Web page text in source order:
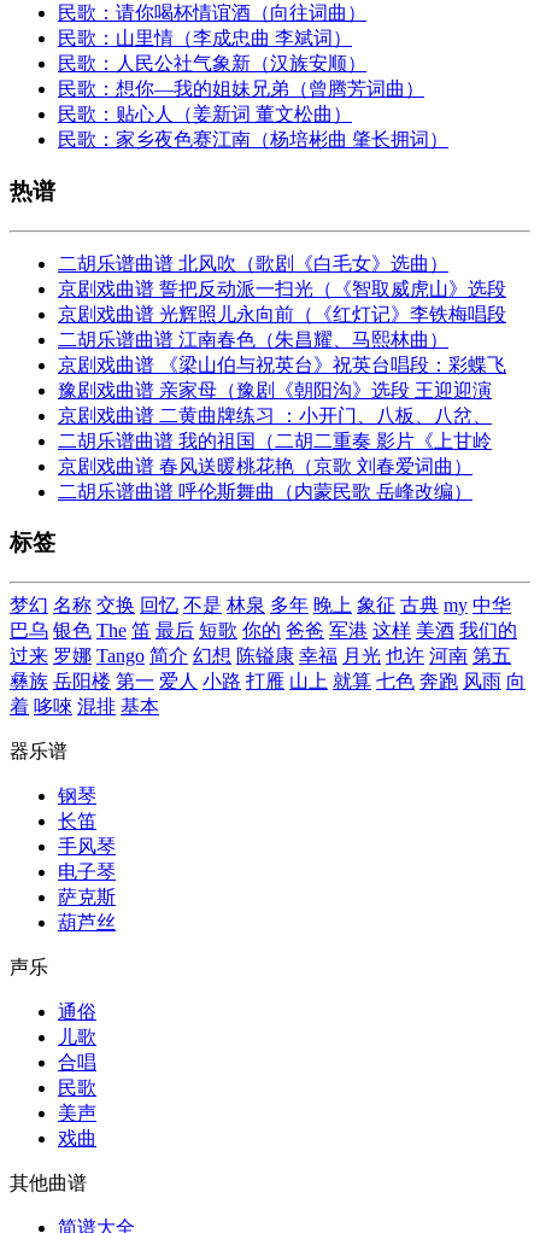
民歌：请你喝杯情谊酒（向往词曲）
民歌：山里情（李成忠曲 李斌词）
民歌：人民公社气象新（汉族安顺）
民歌：想你—我的姐妹兄弟（曾腾芳词曲）
民歌：贴心人（姜新词 董文松曲）
民歌：家乡夜色赛江南（杨培彬曲 肇长拥词）
热谱
二胡乐谱曲谱 北风吹（歌剧《白毛女》选曲）
京剧戏曲谱 誓把反动派一扫光（《智取威虎山》选段
京剧戏曲谱 光辉照儿永向前（《红灯记》李铁梅唱段
二胡乐谱曲谱 江南春色（朱昌耀、马熙林曲）
京剧戏曲谱 《梁山伯与祝英台》祝英台唱段：彩蝶飞
豫剧戏曲谱 亲家母（豫剧《朝阳沟》选段 王迎迎演
京剧戏曲谱 二黄曲牌练习 ：小开门、八板、八岔、
二胡乐谱曲谱 我的祖国（二胡二重奏 影片《上甘岭
京剧戏曲谱 春风送暖桃花艳（京歌 刘春爱词曲）
二胡乐谱曲谱 呼伦斯舞曲（内蒙民歌 岳峰改编）
标签
梦幻 名称 交换 回忆 不是 林泉 多年 晚上 象征 古典 my 中华
巴乌 银色 The 笛 最后 短歌 你的 爸爸 军港 这样 美酒 我们的
过来 罗娜 Tango 简介 幻想 陈镒康 幸福 月光 也许 河南 第五
彝族 岳阳楼 第一 爱人 小路 打雁 山上 就算 七色 奔跑 风雨 向
着 哆唻 混排 基本
器乐谱
钢琴
长笛
手风琴
电子琴
萨克斯
葫芦丝
声乐
通俗
儿歌
合唱
民歌
美声
戏曲
其他曲谱
简谱大全